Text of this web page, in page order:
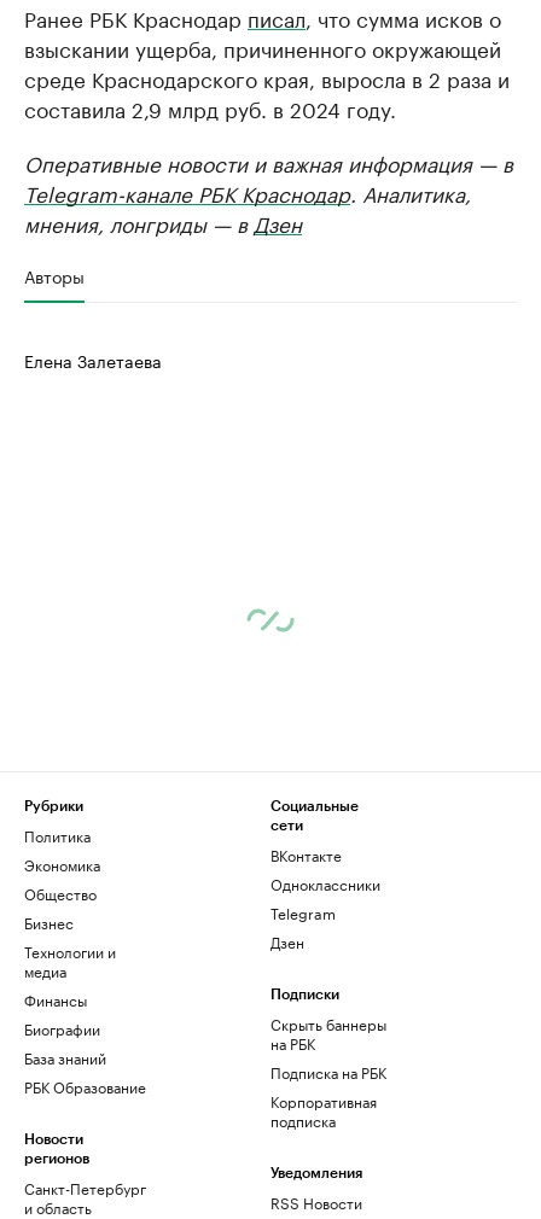
Ранее РБК Краснодар писал , что сумма исков о
взыскании ущерба, причиненного окружающей
среде Краснодарского края, выросла в 2 раза и
составила 2,9 млрд руб. в 2024 году.
Оперативные новости и важная информация — в
Telegram-канале РБК Краснодар. Аналитика,
мнения, лонгриды — в Дзен
Авторы
Елена Залетаева
Рубрики
Политика
Экономика
Общество
Бизнес
Технологии и
медиа
Финансы
Биографии
База знаний
РБК Образование
Новости
регионов
Санкт-Петербург
и область
Социальные
сети
ВКонтакте
Одноклассники
Telegram
Дзен
Подписки
Скрыть баннеры
на РБК
Подписка на РБК
Корпоративная
подписка
Уведомления
RSS Новости